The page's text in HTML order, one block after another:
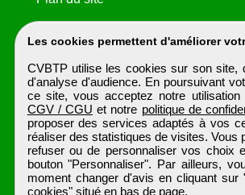
Les cookies permettent d'améliorer
CVBTP utilise les cookies sur son site,
d'analyse d'audience. En poursuivant
ce site, vous acceptez notre
CGV / CGU et notre politique de
proposer des services adaptés à vos
réaliser des statistiques de visites. Vous
refuser ou de personnaliser vos choix
bouton "Personnaliser". Par ailleurs,
moment changer d'avis en cliquant sur
cookies" situé en bas de page.